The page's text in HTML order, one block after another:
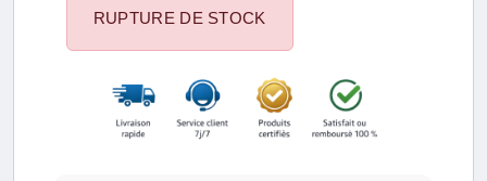
améliorer l’endurance et renforcer l’énergie à chaque
RUPTURE DE STOCK